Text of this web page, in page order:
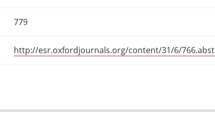
779
http://esr.oxfordjournals.org/content/31/6/